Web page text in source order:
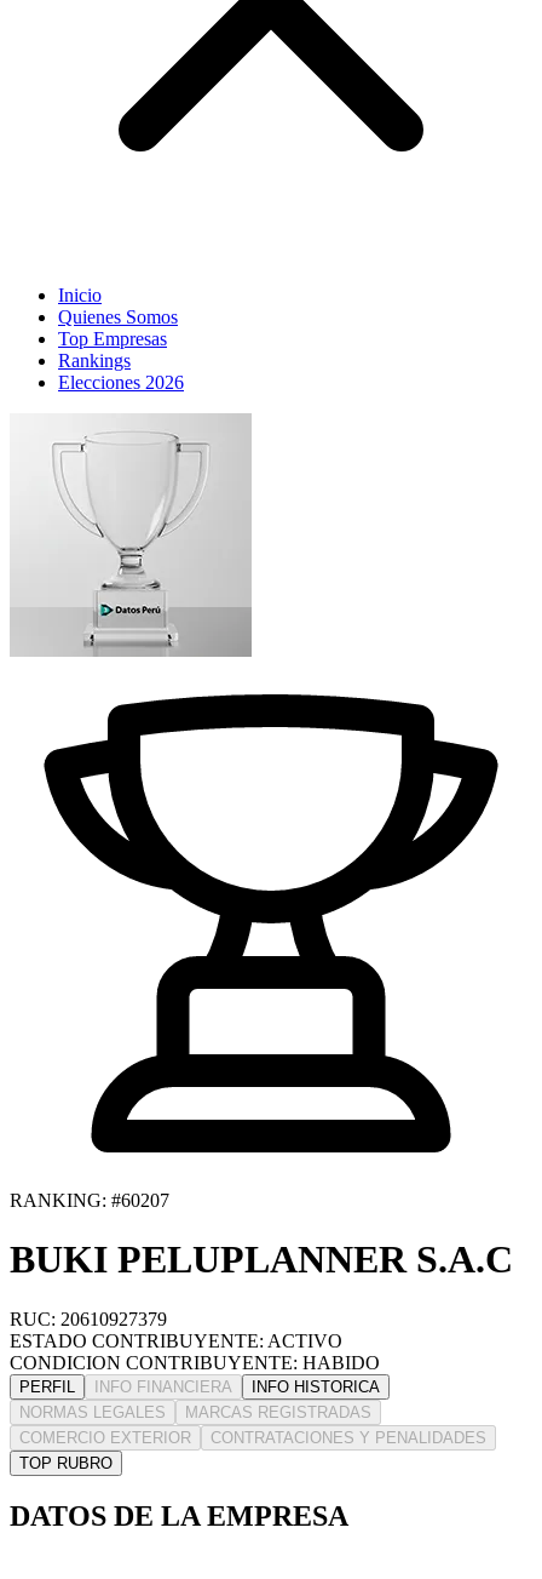
Inicio
Quienes Somos
Top Empresas
Rankings
Elecciones 2026
RANKING: #60207
BUKI PELUPLANNER S.A.C
RUC: 20610927379
ESTADO CONTRIBUYENTE: ACTIVO
CONDICION CONTRIBUYENTE: HABIDO
PERFIL INFO FINANCIERA
INFO HISTORICA
NORMAS LEGALES
MARCAS REGISTRADAS
COMERCIO EXTERIOR
CONTRATACIONES Y PENALIDADES
TOP RUBRO
DATOS DE LA EMPRESA